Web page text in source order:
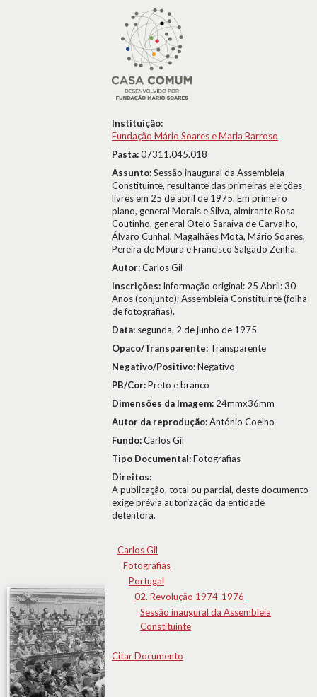
Instituição:
Fundação Mário Soares e Maria Barroso
Pasta:07311.045.018
Assunto:Sessão inaugural da Assembleia
Constituinte, resultante das primeiras eleições
livres em 25 de abril de 1975. Em primeiro
plano, general Morais e Silva, almirante Rosa
Coutinho, general Otelo Saraiva de Carvalho,
Álvaro Cunhal, Magalhães Mota, Mário Soares,
Pereira de Moura e Francisco Salgado Zenha.
Autor:Carlos Gil
Inscrições: Informação original: 25 Abril: 30
Anos (conjunto); Assembleia Constituinte (folha
de fotografias).
Data: segunda, 2 de junho de 1975
Opaco/Transparente: Transparente
Negativo/Positivo:Negativo
PB/Cor:Preto e branco
Dimensões da Imagem: 24mmx36mm
Autor da reprodução:António Coelho
Fundo:Carlos Gil
Tipo Documental:Fotografias
Direitos:
A publicação, total ou parcial, deste documento
exige prévia autorização da entidade
detentora.
Carlos Gil
Fotografias
Portugal
02. Revolução 1974-1976
Sessão inaugural da Assembleia
Constituinte
Citar Documento